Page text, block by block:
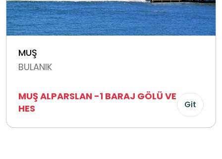
MUŞ
BULANIK
MUŞ ALPARSLAN -1 BARAJ GÖLÜ VE
HES
Git